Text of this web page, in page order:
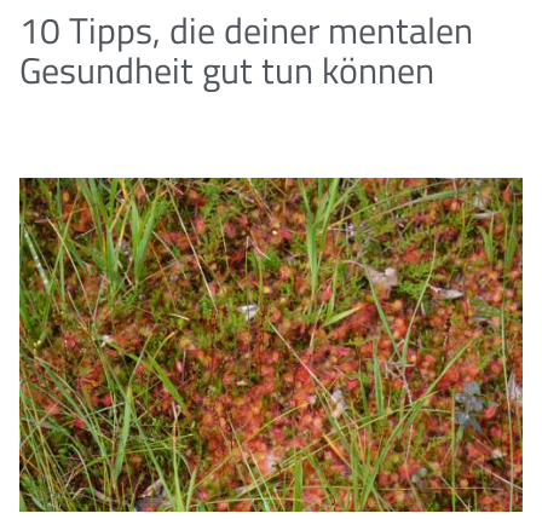
10 Tipps, die deiner mentalen
Gesundheit gut tun können